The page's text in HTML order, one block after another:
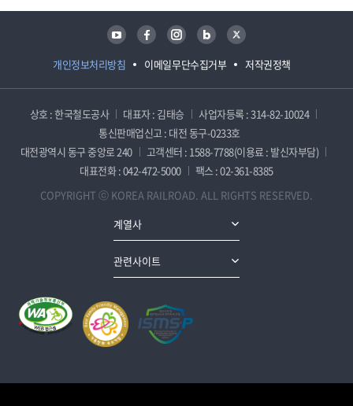
개인정보처리방침 이메일무단수집거부 저작권정책
유튜브 페이스북 인스타그램 블로그 트위터
상호 : 한국철도공사 대표자 : 김태승
사업자등록 : 314-82-10024
통신판매업신고 : 대전 동구-0233호
대전광역시 동구 중앙로 240
고객센터 : 1588-7788(이용료 : 발신자부담)
대표전화 : 042-472-5000
팩스 : 02-361-8385
COPYRIGHT ⓒ KOREA RAILROAD. ALL RIGHTS RESERVED.
계열사
관련사이트